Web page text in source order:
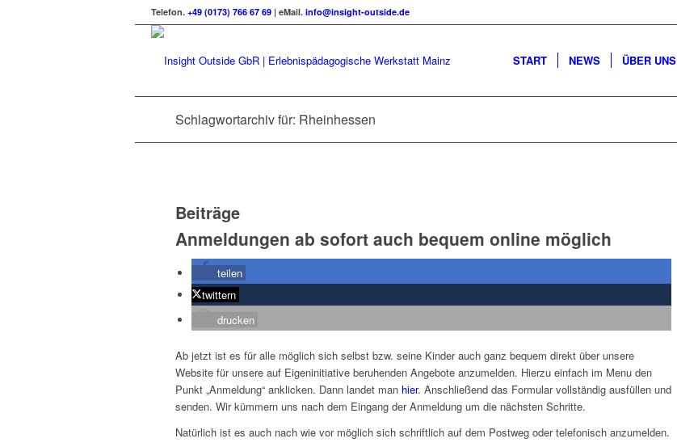
Telefon.+49 (0173) 766 67 69 | eMail.info@insight-outside.de
START NEWS ÜBER UNS
Schlagwortarchiv für: Rheinhessen
Beiträge
Anmeldungen ab sofort auch bequem online möglich
teilen
twittern
drucken
Ab jetzt ist es für alle möglich sich selbst bzw. seine Kinder auch ganz bequem direkt über unsere
Website für unsere auf Eigeninitiative beruhenden Angebote anzumelden. Hierzu einfach im Menu den
Punkt „Anmeldung“ anklicken. Dann landet man hier. Anschließend das Formular vollständig ausfüllen und
senden. Wir kümmern uns nach dem Eingang der Anmeldung um die nächsten Schritte.
Natürlich ist es auch nach wie vor möglich sich schriftlich auf dem Postweg oder telefonisch anzumelden.